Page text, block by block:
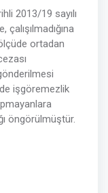
2013/19 sayılı
ortadan
işgöremezlik
öngörülmüştür.